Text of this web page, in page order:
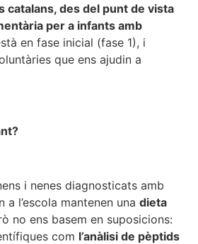
catalans, des del punt de vista
per a infants amb
en fase inicial (fase 1), i
que ens ajudin a
i nenes diagnosticats amb
l’escola mantenen una dieta
no ens basem en suposicions:
com l’anàlisi de pèptids